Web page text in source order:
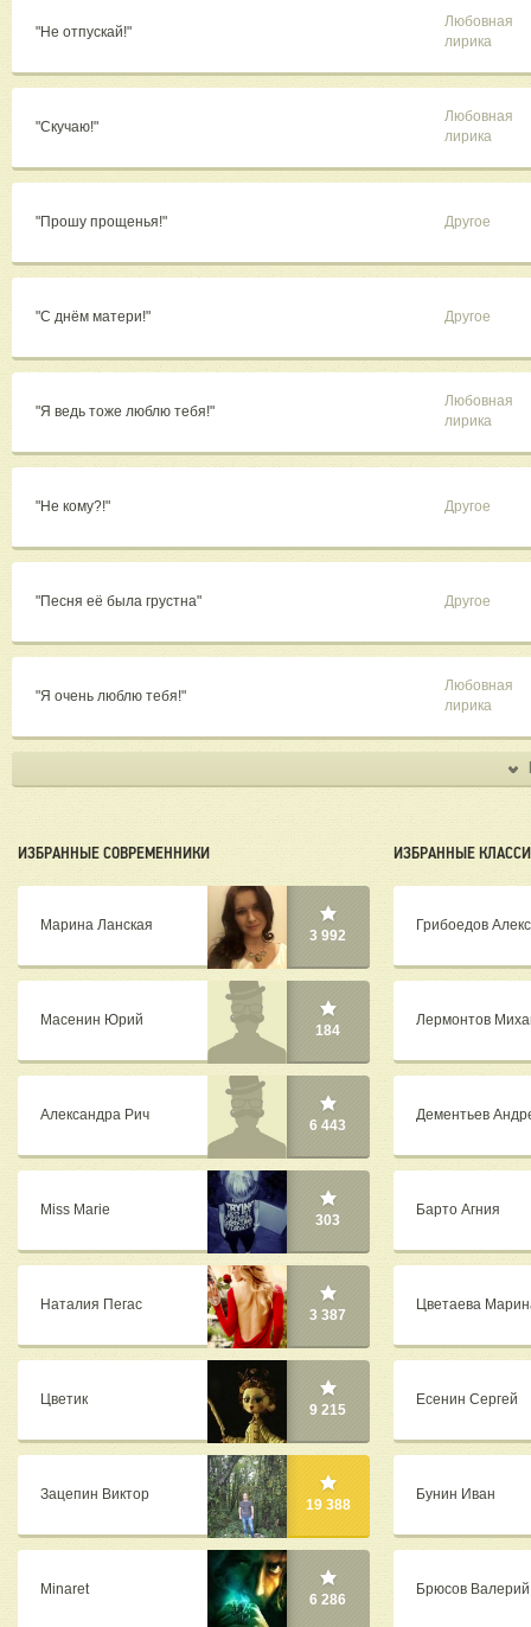
"Не отпускай!"
Любовная
лирика
"Скучаю!"
Любовная
лирика
"Прошу прощенья!" Другое
"С днём матери!" Другое
"Я ведь тоже люблю тебя!"
Любовная
лирика
"Не кому?!" Другое
"Песня её была грустна" Другое
"Я очень люблю тебя!"
Любовная
лирика
ИЗБРАННЫЕ СОВРЕМЕННИКИ
Марина Ланская
3 992
Масенин Юрий
184
Александра Рич
6 443
Miss Marie
303
Наталия Пегас
3 387
Цветик
9 215
Зацепин Виктор
19 388
Minaret
6 286
ИЗБРАННЫЕ
Грибоедов
Лермонтов
Дементьев
Барто Агния
Цветаева
Есенин Сергей
Бунин Иван
Брюсов Валерий